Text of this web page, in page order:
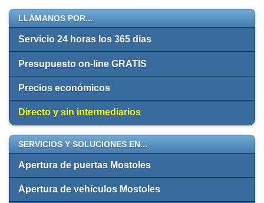
LLÁMANOS POR...
Servicio 24 horas los 365 días
Presupuesto on-line GRATIS
Precios económicos
Directo y sin intermediarios
SERVICIOS Y SOLUCIONES EN...
Apertura de puertas Mostoles
Apertura de vehículos Mostoles